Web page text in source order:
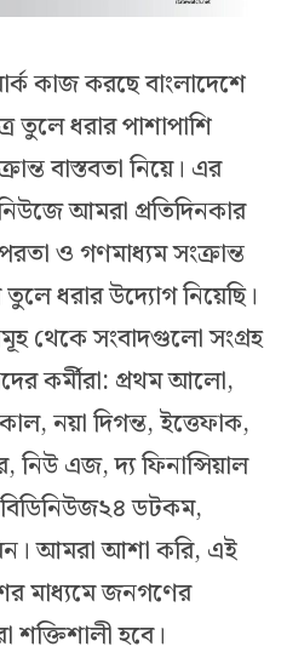
কাজ করছে বাংলাদেশে
তুলে ধরার পাশাপাশি
বাস্তবতা নিয়ে। এর
আমরা প্রতিদিনকার
ও গণমাধ্যম সংক্রান্ত
ধরার উদ্যোগ নিয়েছি।
থেকে সংবাদগুলো সংগ্রহ
কর্মীরা: প্রথম আলো,
নয়া দিগন্ত, ইত্তেফাক,
নিউ এজ, দ্য ফিনান্সিয়াল
বিডিনিউজ২৪ ডটকম,
আমরা আশা করি, এই
মাধ্যমে জনগণের
শক্তিশালী হবে।